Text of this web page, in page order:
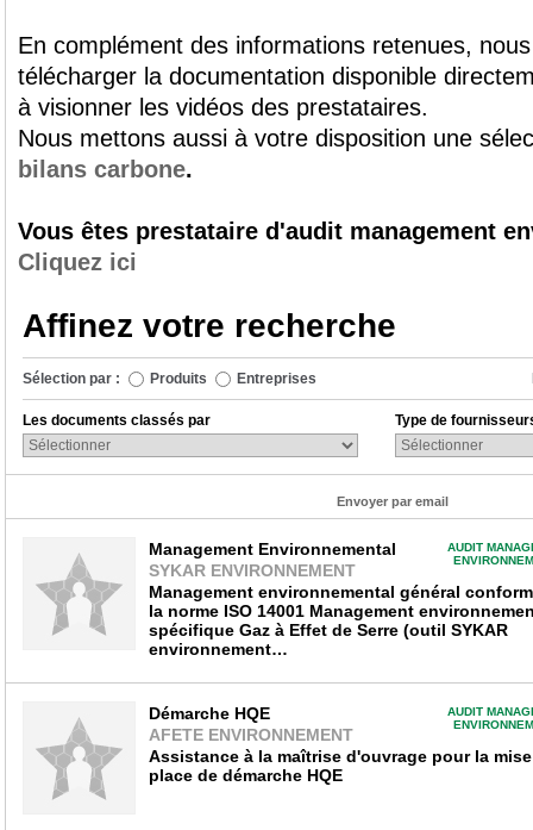
En complément des informations retenues,
télécharger la documentation disponible
à visionner les vidéos des prestataires.
Nous mettons aussi à votre disposition une
bilans carbone.
Vous êtes prestataire d'audit management
Cliquez ici
Affinez votre recherche
Sélection par : Produits Entreprises
Les documents classés par Type de
Envoyer par email
AUDIT
Management Environnemental
SYKAR ENVIRONNEMENT
Management environnemental général
la norme ISO 14001 Management
spécifique Gaz à Effet de Serre (outil SYKAR
environnement…
AUDIT
Démarche HQE
AFETE ENVIRONNEMENT
Assistance à la maîtrise d'ouvrage pour la
place de démarche HQE